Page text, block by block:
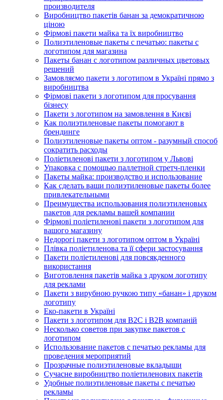
производителя
Виробництво пакетів банан за демократичною
ціною
Фірмові пакети майка та їх виробництво
Полиэтиленовые пакеты с печатью: пакеты с
логотипом для магазина
Пакеты банан с логотипом различных цветовых
решений
Замовляємо пакети з логотипом в Україні прямо з
виробництва
Фірмові пакети з логотипом для просування
бізнесу
Пакети з логотипом на замовлення в Києві
Как полиэтиленовые пакеты помогают в
брендинге
Полиэтиленовые пакеты оптом - разумный способ
сократить расходы
Поліетиленові пакети з логотипом у Львові
Упаковка с помощью паллетной стретч-пленки
Пакеты майка: производство и использование
Как сделать ваши полиэтиленовые пакеты более
привлекательными
Преимущества использования полиэтиленовых
пакетов для рекламы вашей компании
Фірмові поліетиленові пакети з логотипом для
вашого магазину
Недорогі пакети з логотипом оптом в Україні
Плівка поліетиленова та її сфери застосування
Пакети поліетиленові для повсякденного
використання
Виготовлення пакетів майка з друком логотипу
для реклами
Пакети з вирубною ручкою типу «банан» і друком
логотипу
Еко-пакети в Україні
Пакети з логотипом для B2C і B2B компаній
Несколько советов при закупке пакетов с
логотипом
Использование пакетов с печатью рекламы для
проведения мероприятий
Прозрачные полиэтиленовые вкладыши
Сучасне виробництво поліетиленових пакетів
Удобные полиэтиленовые пакеты с печатью
рекламы